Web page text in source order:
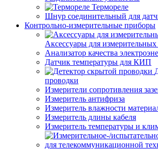
Термореле
Шнур соединительный для
Контрольно-измерительные приборы
Аксессуары для
Анализатор качества
Датчик температуры для КИП
проводки
Измерители сопротивления
Измеритель антифриза
Измеритель влажности
Измеритель длины кабеля
Измеритель температуры и